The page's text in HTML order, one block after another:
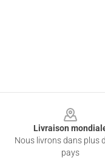
Livraison
Nous livrons dans plus
pays